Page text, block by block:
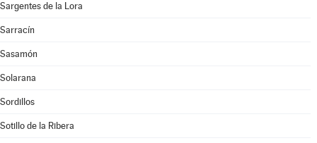
Sargentes de la Lora
Sarracín
Sasamón
Solarana
Sordillos
Sotillo de la Ribera